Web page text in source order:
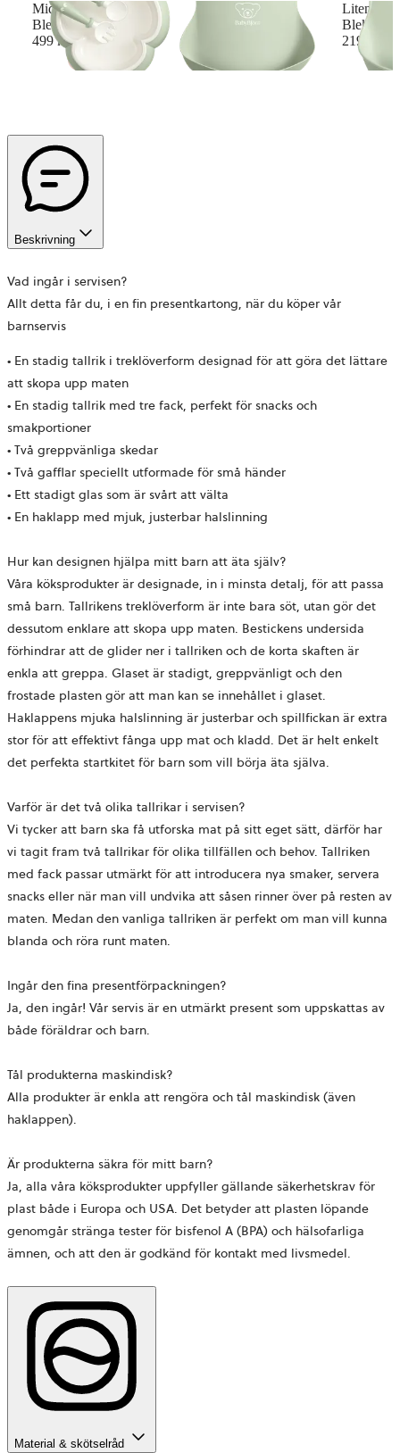
Middagsset för barn
Blekgrön
499 kr
Liten
219 kr
Beskrivning
Vad ingår i servisen?
Allt detta får du, i en fin presentkartong, när du köper vår
barnservis
• En stadig tallrik i treklöverform designad för att göra det lättare
att skopa upp maten
• En stadig tallrik med tre fack, perfekt för snacks och
smakportioner
• Två greppvänliga skedar
• Två gafflar speciellt utformade för små händer
• Ett stadigt glas som är svårt att välta
• En haklapp med mjuk, justerbar halslinning
Hur kan designen hjälpa mitt barn att äta själv?
Våra köksprodukter är designade, in i minsta detalj, för att passa
små barn. Tallrikens treklöverform är inte bara söt, utan gör det
dessutom enklare att skopa upp maten. Bestickens undersida
förhindrar att de glider ner i tallriken och de korta skaften är
enkla att greppa. Glaset är stadigt, greppvänligt och den
frostade plasten gör att man kan se innehållet i glaset.
Haklappens mjuka halslinning är justerbar och spillfickan är extra
stor för att effektivt fånga upp mat och kladd. Det är helt enkelt
det perfekta startkitet för barn som vill börja äta själva.
Varför är det två olika tallrikar i servisen?
Vi tycker att barn ska få utforska mat på sitt eget sätt, därför har
vi tagit fram två tallrikar för olika tillfällen och behov. Tallriken
med fack passar utmärkt för att introducera nya smaker, servera
snacks eller när man vill undvika att såsen rinner över på resten av
maten. Medan den vanliga tallriken är perfekt om man vill kunna
blanda och röra runt maten.
Ingår den fina presentförpackningen?
Ja, den ingår! Vår servis är en utmärkt present som uppskattas av
både föräldrar och barn.
Tål produkterna maskindisk?
Alla produkter är enkla att rengöra och tål maskindisk (även
haklappen).
Är produkterna säkra för mitt barn?
Ja, alla våra köksprodukter uppfyller gällande säkerhetskrav för
plast både i Europa och USA. Det betyder att plasten löpande
genomgår stränga tester för bisfenol A (BPA) och hälsofarliga
ämnen, och att den är godkänd för kontakt med livsmedel.
Material & skötselråd